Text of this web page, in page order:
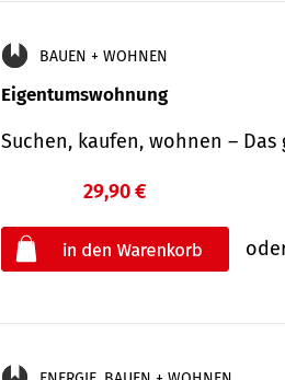
BAUEN + WOHNEN
Eigentumswohnung
Suchen, kaufen, wohnen –
29,90 €